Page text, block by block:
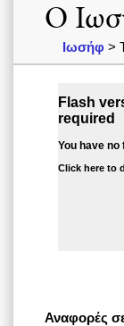
Ο
Ιωσήφ >
Flash
required
You have
Click here to
Αναφορές